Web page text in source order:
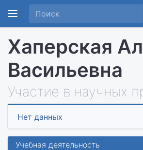
Хаперская
Васильевна
Участие в научных
Нет данных
Учебная деятельность